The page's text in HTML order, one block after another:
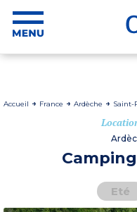
Accueil France Ardèche Saint-
Eté